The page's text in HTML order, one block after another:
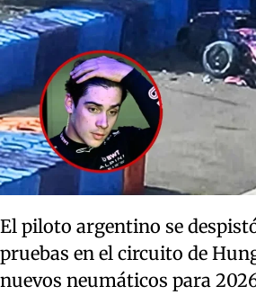
El piloto argentino se
pruebas en el circuito de
nuevos neumáticos para